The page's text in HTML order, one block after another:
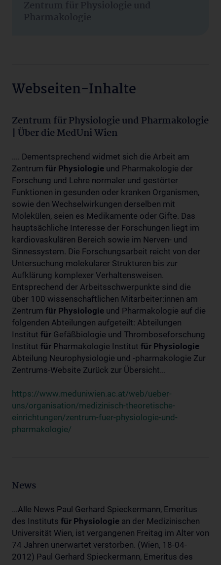
Zentrum für Physiologie und
Pharmakologie
Webseiten-Inhalte
Zentrum für Physiologie und Pharmakologie
| Über die MedUni Wien
.... Dementsprechend widmet sich die Arbeit am
Zentrum für Physiologie und Pharmakologie der
Forschung und Lehre normaler und gestörter
Funktionen in gesunden oder kranken Organismen,
sowie den Wechselwirkungen derselben mit
Molekülen, seien es Medikamente oder Gifte. Das
hauptsächliche Interesse der Forschungen liegt im
kardiovaskulären Bereich sowie im Nerven- und
Sinnessystem. Die Forschungsarbeit reicht von der
Untersuchung molekularer Strukturen bis zur
Aufklärung komplexer Verhaltensweisen.
Entsprechend der Arbeitsschwerpunkte sind die
über 100 wissenschaftlichen Mitarbeiter:innen am
Zentrum für Physiologie und Pharmakologie auf die
folgenden Abteilungen aufgeteilt: Abteilungen
Institut für Gefäßbiologie und Thromboseforschung
Institut für Pharmakologie Institut für Physiologie
Abteilung Neurophysiologie und -pharmakologie Zur
Zentrums-Website Zurück zur Übersicht...
https://www.meduniwien.ac.at/web/ueber-
uns/organisation/medizinisch-theoretische-
einrichtungen/zentrum-fuer-physiologie-und-
pharmakologie/
News
...Alle News Paul Gerhard Spieckermann, Emeritus
des Instituts für Physiologie an der Medizinischen
Universität Wien, ist vergangenen Freitag im Alter von
74 Jahren unerwartet verstorben. (Wien, 18-04-
2012) Paul Gerhard Spieckermann, Emeritus des